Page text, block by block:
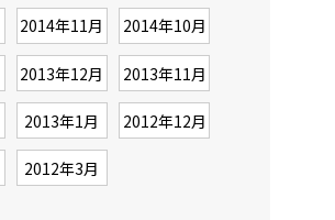
2014年11月 2014年10月
2013年12月 2013年11月
2013年1月 2012年12月
2012年3月